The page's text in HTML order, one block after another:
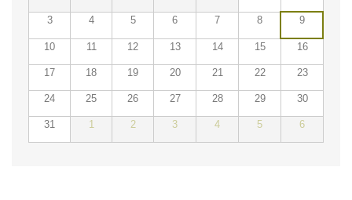
3 4 5 6 7 8 9
10 11 12 13 14 15 16
17 18 19 20 21 22 23
24 25 26 27 28 29 30
31 1 2 3 4 5 6